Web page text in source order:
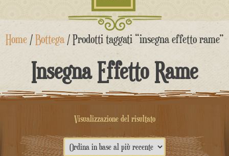
Salta
Home/Bottega/ Prodotti taggati “insegna effetto rame”
Insegna Effetto Rame
Visualizzazione del risultato